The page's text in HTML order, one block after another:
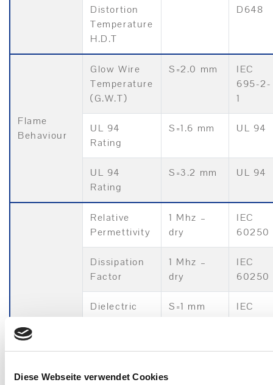
Diese Webseite verwendet Cookies
Distortion
Temperature
H.D.T
D648
Flame
Behaviour
Glow Wire
Temperature
(G.W.T)
S=2.0 mm
IEC
695-2-
1
UL 94
Rating
S=1.6 mm UL 94
UL 94
Rating
S=3.2 mm UL 94
Electrical
Relative
Permettivity
1 Mhz –
dry
IEC
60250
Dissipation
Factor
1 Mhz –
dry
IEC
60250
Dielectric
S=1 mm
IEC
Resistivity